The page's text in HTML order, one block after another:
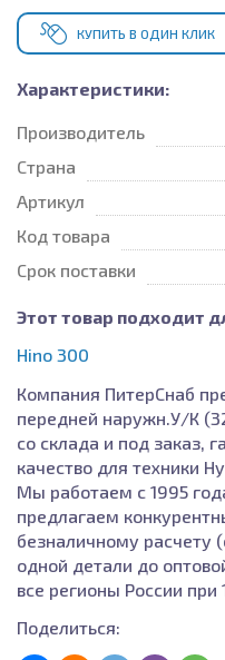
КУПИТЬ В ОДИН КЛИК
Характеристики:
Производитель
Страна
Артикул
Код товара
Срок поставки
Этот товар подходит
Hino 300
Компания ПитерСнаб
передней наружн.У/К
со склада и под заказ,
качество для техники
Мы работаем с 1995
предлагаем
безналичному расчету
одной детали до
все регионы России при
Поделиться: